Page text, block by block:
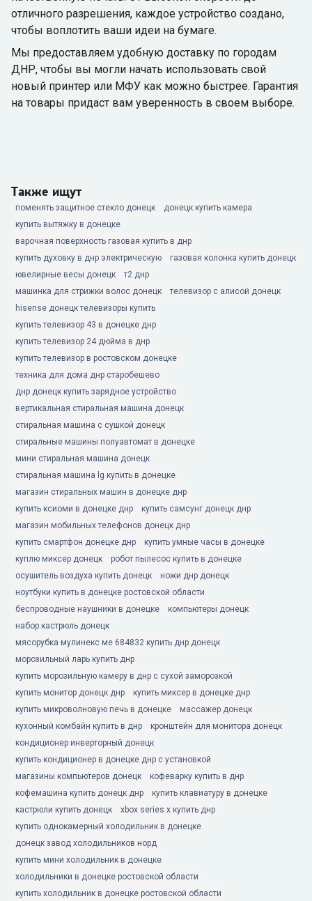
отличного разрешения, каждое устройство создано,
чтобы воплотить ваши идеи на бумаге.
Мы предоставляем удобную доставку по городам
ДНР, чтобы вы могли начать использовать свой
новый принтер или МФУ как можно быстрее. Гарантия
на товары придаст вам уверенность в своем выборе.
Также ищут
поменять защитное стекло донецк
донецк купить камера
купить вытяжку в донецке
варочная поверхность газовая купить в днр
купить духовку в днр электрическую
газовая колонка купить донецк
ювелирные весы донецк
т2 днр
машинка для стрижки волос донецк
телевизор с алисой донецк
hisense донецк телевизоры купить
купить телевизор 43 в донецке днр
купить телевизор 24 дюйма в днр
купить телевизор в ростовском донецке
техника для дома днр старобешево
днр донецк купить зарядное устройство
вертикальная стиральная машина донецк
стиральная машина с сушкой донецк
стиральные машины полуавтомат в донецке
мини стиральная машина донецк
стиральная машина lg купить в донецке
магазин стиральных машин в донецке днр
купить ксиоми в донецке днр
купить самсунг донецк днр
магазин мобильных телефонов донецк днр
купить смартфон донецке днр
купить умные часы в донецке
куплю миксер донецк
робот пылесос купить в донецке
осушитель воздуха купить донецк
ножи днр донецк
ноутбуки купить в донецке ростовской области
беспроводные наушники в донецке
компьютеры донецк
набор кастрюль донецк
мясорубка мулинекс ме 684832 купить днр донецк
морозильный ларь купить днр
купить морозильную камеру в днр с сухой заморозкой
купить монитор донецк днр
купить миксер в донецке днр
купить микроволновую печь в донецке
массажер донецк
кухонный комбайн купить в днр
кронштейн для монитора донецк
кондиционер инверторный донецк
купить кондиционер в донецке днр с установкой
магазины компьютеров донецк
кофеварку купить в днр
кофемашина купить донецк днр
купить клавиатуру в донецке
кастрюли купить донецк
xbox series x купить днр
купить однокамерный холодильник в донецке
донецк завод холодильников норд
купить мини холодильник в донецке
холодильники в донецке ростовской области
купить холодильник в донецке ростовской области